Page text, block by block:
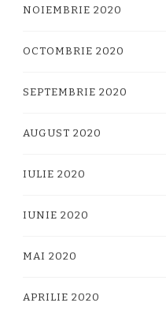
NOIEMBRIE 2020
OCTOMBRIE 2020
SEPTEMBRIE 2020
AUGUST 2020
IULIE 2020
IUNIE 2020
MAI 2020
APRILIE 2020